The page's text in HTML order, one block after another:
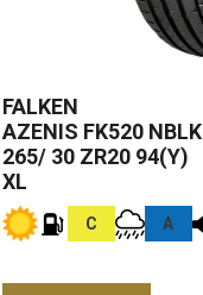
FALKEN
AZENIS FK520 NBLK
265/ 30 ZR20 94(Y)
XL
C A